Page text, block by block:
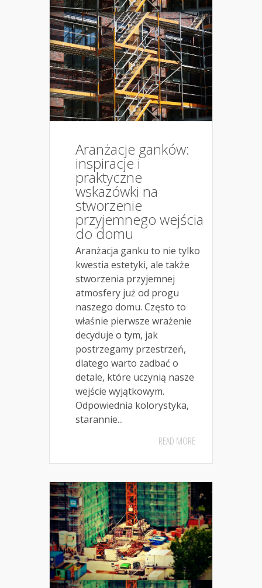
Aranżacje ganków:
inspiracje i
praktyczne
wskazówki na
stworzenie
przyjemnego wejścia
do domu
Aranżacja ganku to nie tylko
kwestia estetyki, ale także
stworzenia przyjemnej
atmosfery już od progu
naszego domu. Często to
właśnie pierwsze wrażenie
decyduje o tym, jak
postrzegamy przestrzeń,
dlatego warto zadbać o
detale, które uczynią nasze
wejście wyjątkowym.
Odpowiednia kolorystyka,
starannie...
READ MORE